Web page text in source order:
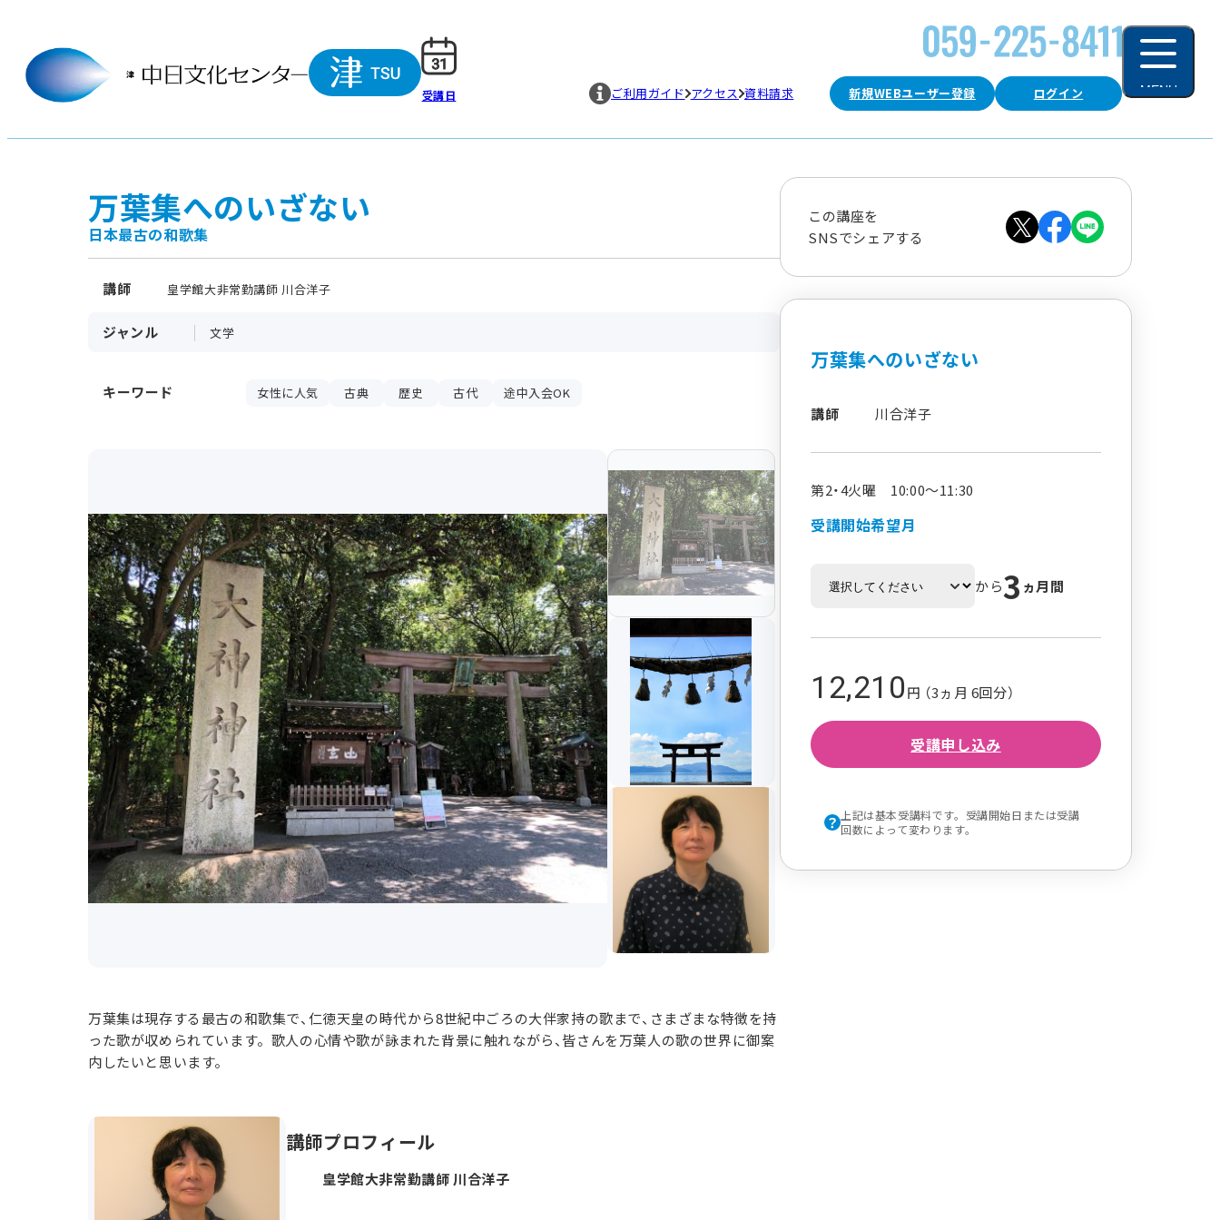
受講日 新規WEBユーザー登録 ログイン
ご利用ガイド アクセス 資料請求 MENU
万葉集へのいざない
日本最古の和歌集
講師 皇学館大非常勤講師 川合洋子
ジャンル 文学
キーワード 女性に人気 古典 歴史 古代 途中入会OK
万葉集は現存する最古の和歌集で、仁徳天皇の時代から8世紀中ごろの大伴家持の歌まで、さまざまな特徴を持
った歌が収められています。歌人の心情や歌が詠まれた背景に触れながら、皆さんを万葉人の歌の世界に御案
内したいと思います。
講師プロフィール
皇学館大非常勤講師 川合洋子
この講座を
SNSでシェアする
万葉集へのいざない
講師 川合洋子
第2・4火曜 10:00～11:30
受講開始希望月
から3 ヵ月間
12,210円 （3ヵ月 6回分）
受講申し込み
上記は基本受講料です。受講開始日または受講
回数によって変わります。